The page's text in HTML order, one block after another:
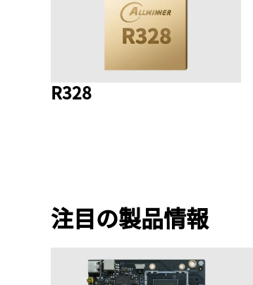
R328
注目の製品情報